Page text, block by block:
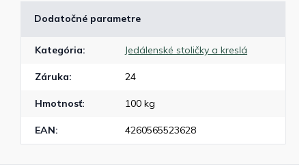
Dodatočné parametre
Kategória: Jedálenské stoličky a kreslá
Záruka: 24
Hmotnosť: 100 kg
EAN: 4260565523628